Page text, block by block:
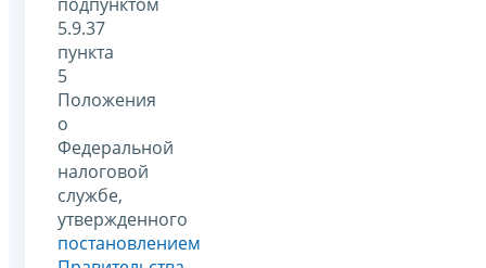
5.9.37
пункта
5
Положения
о
Федеральной
налоговой
службе,
утвержденного
постановлением